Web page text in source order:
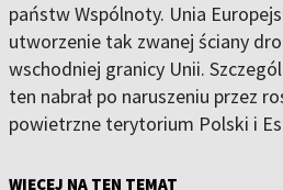
państw Wspólnoty. Unia
utworzenie tak zwanej ściany
wschodniej granicy Unii.
ten nabrał po naruszeniu przez
powietrzne terytorium Polski i
WIĘCEJ NA TEN TEMAT